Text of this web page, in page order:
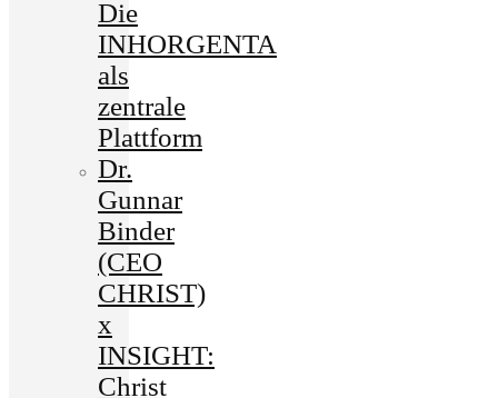
Die
INHORGENTA
als
zentrale
Plattform
Dr.
Gunnar
Binder
(CEO
CHRIST)
x
INSIGHT:
Christ